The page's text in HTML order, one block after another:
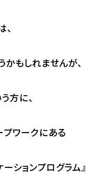
もしれませんが、
方に、
プワークにある
ションプログラム』